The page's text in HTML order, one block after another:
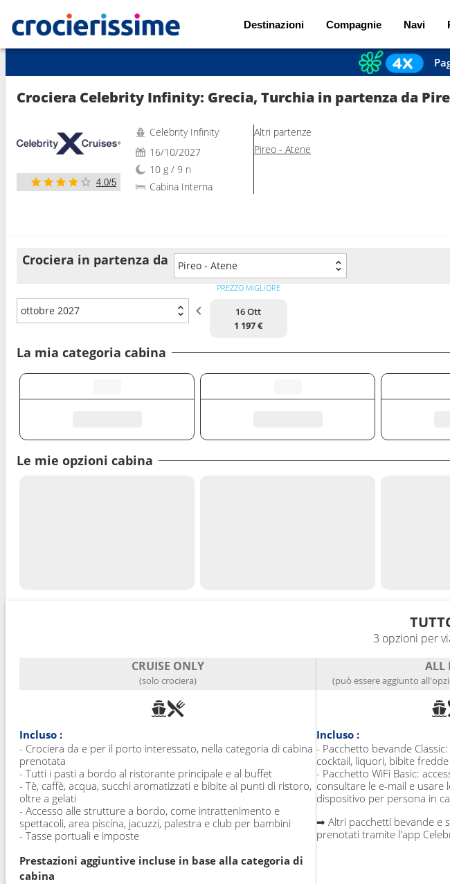
Destinazioni Compagnie Navi
Mostra le altre 26 foto
Crociera Celebrity Infinity: Grecia, Turchia in partenza da
4.0/5
Celebrity Infinity
16/10/2027
10 g / 9 n
Cabina Interna
Altri partenze
Pireo - Atene
Crociera in partenza da Pireo - Atene
ottobre 2027
PREZZO MIGLIORE
16 Ott
1 197 €
La mia categoria cabina
Le mie opzioni cabina
3 opzioni per
CRUISE ONLY
(solo crociera)
Incluso :
- Crociera da e per il porto interessato, nella categoria di cabina
prenotata
- Tutti i pasti a bordo al ristorante principale e al buffet
- Tè, caffè, acqua, succhi aromatizzati e bibite ai punti di ristoro,
oltre a gelati
- Accesso alle strutture a bordo, come intrattenimento e
spettacoli, area piscina, jacuzzi, palestra e club per bambini
- Tasse portuali e imposte
Prestazioni aggiuntive incluse in base alla categoria di
cabina
ALL
(può essere aggiunto
Incluso :
- Pacchetto bevande
cocktail, liquori, bibite
- Pacchetto WiFi Basic:
consultare le e-mail e usare
dispositivo per persona in
➡ Altri pacchetti bevande e
prenotati tramite l'app